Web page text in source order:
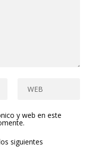
y web en este
siguientes